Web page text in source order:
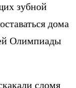
зубной
дома
Олимпиады
сломя